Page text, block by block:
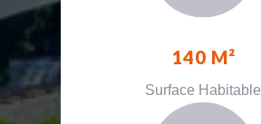
140 M²
Surface Habitable